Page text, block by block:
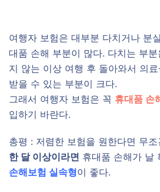
여행자 보험은 대부분 다치거나 분
대품 손해 부분이 많다. 다치는 부
지 않는 이상 여행 후 돌아와서 의
받을 수 있는 부분이 크다.
그래서 여행자 보험은 꼭 휴대품 손
입하기 바란다.
총평 : 저렴한 보험을 원한다면 무조
한 달 이상이라면 휴대품 손해가 날
손해보험 실속형이 좋다.